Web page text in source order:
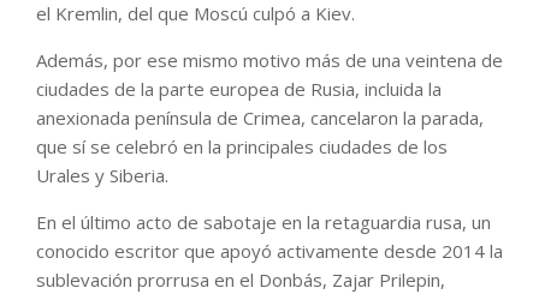
el Kremlin, del que Moscú culpó a Kiev.
Además, por ese mismo motivo más de una veintena de
ciudades de la parte europea de Rusia, incluida la
anexionada península de Crimea, cancelaron la parada,
que sí se celebró en la principales ciudades de los
Urales y Siberia.
En el último acto de sabotaje en la retaguardia rusa, un
conocido escritor que apoyó activamente desde 2014 la
sublevación prorrusa en el Donbás, Zajar Prilepin,